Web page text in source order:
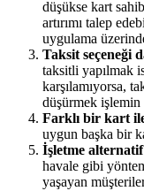
düşükse kart
artırımı talep
uygulama
Taksit seçeneği
taksitli yapılmak
karşılamıyorsa,
düşürmek işlemin
Farklı bir kart
uygun başka bir
İşletme
havale gibi
yaşayan